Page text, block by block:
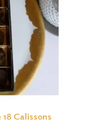
Calissons